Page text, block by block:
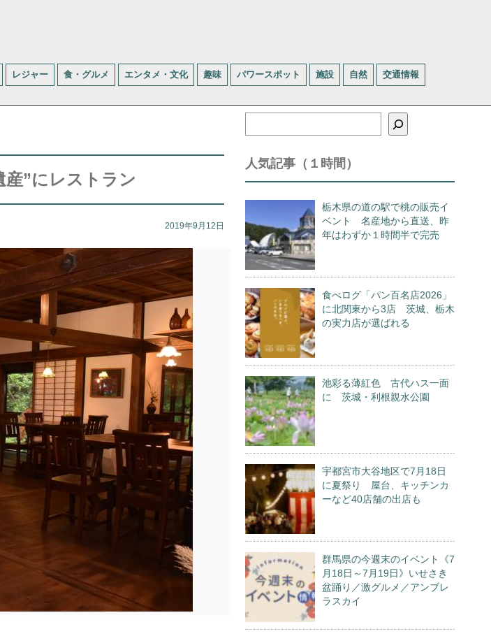
レジャー 食・グルメ エンタメ・文化 趣味 パワースポット 施設 自然 交通情報
”にレストラン
2019年9月12日
索
人気記事（１時間）
栃木県の道の駅で桃の販売イ
ベント 名産地から直送、昨
年はわずか１時間半で完売
食べログ「パン百名店2026」
に北関東から3店 茨城、栃木
の実力店が選ばれる
池彩る薄紅色 古代ハス一面
に 茨城・利根親水公園
宇都宮市大谷地区で7月18日
に夏祭り 屋台、キッチンカ
ーなど40店舗の出店も
群馬県の今週末のイベント《7
月18日～7月19日》いせさき
盆踊り／激グルメ／アンブレ
ラスカイ